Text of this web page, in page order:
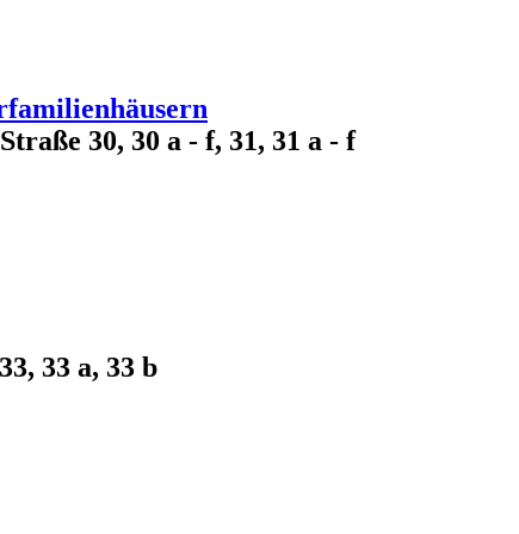
30, 30 a - f, 31, 31 a - f
33 a, 33 b